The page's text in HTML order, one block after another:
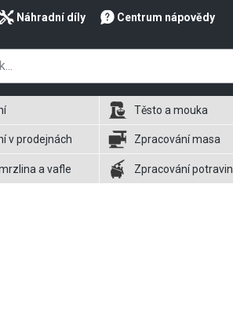
Náhradní díly Centrum nápovědy
Těsto a mouka
v prodejnách Zpracování masa
a vafle Zpracování potravin